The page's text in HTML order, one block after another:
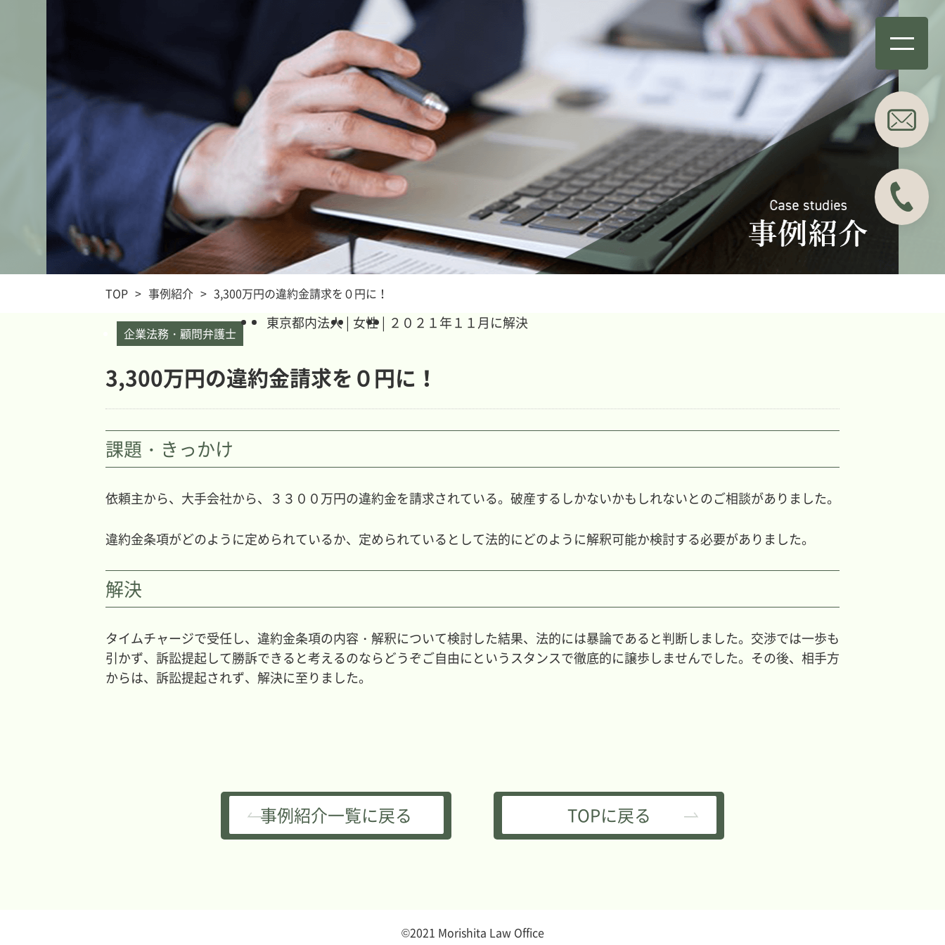
事務所概要
About
事例紹介
業務分野
Business field
所属弁護士
TOP > 事例紹介 > 3,300万円の違約金請求を０円に！
企業法務・顧問弁護士
東京都内法人 | 女性 | ２０２１年１１月に解決
3,300万円の違約金請求を０円に！
課題・きっかけ
依頼主から、大手会社から、３３００万円の違約金を請求されている。破産するしかないかもしれないとのご相談がありました。
違約金条項がどのように定められているか、定められているとして法的にどのように解釈可能か検討する必要がありました。
解決
タイムチャージで受任し、違約金条項の内容・解釈について検討した結果、法的には暴論であると判断しました。交渉では一歩も
引かず、訴訟提起して勝訴できると考えるのならどうぞご自由にというスタンスで徹底的に譲歩しませんでした。その後、相手方
からは、訴訟提起されず、解決に至りました。
事例紹介一覧に戻る TOPに戻る
©2021 Morishita Law Office